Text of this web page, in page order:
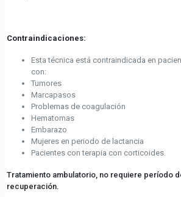
Contraindicaciones:
Esta técnica está contraindicada en
con:
Tumores
Marcapasos
Problemas de coagulación
Hematomas
Embarazo
Mujeres en periodo de lactancia
Pacientes con terapia con corticoides.
Tratamiento ambulatorio, no requiere período
recuperación.